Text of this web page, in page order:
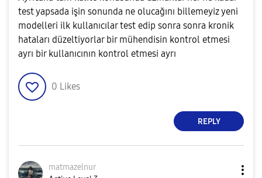
test yapsada işin sonunda ne olucağını billemeyiz yeni
modelleri ilk kullanıcılar test edip sonra sonra kronik
hataları düzeltiyorlar bir mühendisin kontrol etmesi
ayrı bir kullanıcının kontrol etmesi ayrı
0 Likes
REPLY
matmazelnur